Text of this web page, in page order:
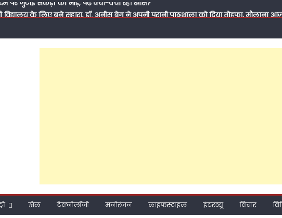
के लिए बने सहारा, डॉ. अनीस बेग ने अपनी पुरानी पाठशाला को दिया तोहफा,
के ‘पितामह’ के सम्मान में नेताओं का जमावड़ा, 71 साल के हुए सपा के राष्ट्रीय सचिव वीरपाल
सांसद प्रवीण सिंह ऐरन के पीडीए जनसंवाद कार्यक्रम में भी मनाया गया जन्मदिन, रात को
तक: क्या 2027 की जीत के लिए अखिलेश यादव बदल रहे हैं समाजवादी पार्टी की राजनीति?,
खेल टेक्नोलॉजी मनोरंजन लाइफस्टाइल इंटरव्यू विचार